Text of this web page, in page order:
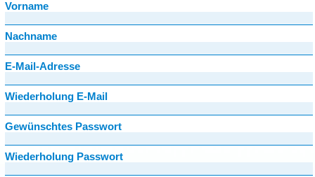
Vorname
Nachname
E-Mail-Adresse
Wiederholung E-Mail
Gewünschtes Passwort
Wiederholung Passwort